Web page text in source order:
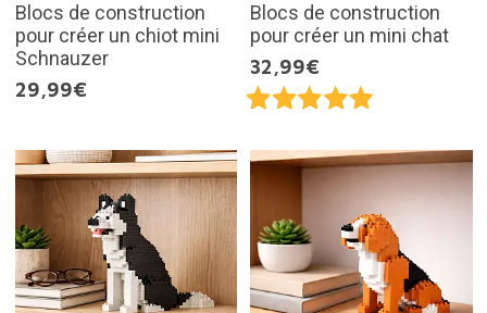
Blocs de construction
pour créer un chiot mini
Schnauzer
29,99€
Blocs de construction
pour créer un mini chat
32,99€